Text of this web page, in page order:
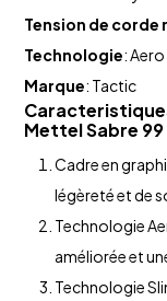
Tension de corde
Technologie:
Marque: Tactic
Mettel Sabre 99
Cadre en
légèreté et de
Technologie
améliorée et
Technologie